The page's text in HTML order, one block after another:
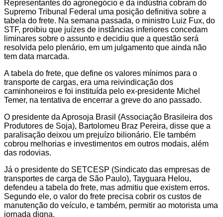
Representantes do agronegócio e da indústria cobram do
Supremo Tribunal Federal uma posição definitiva sobre a
tabela do frete. Na semana passada, o ministro Luiz Fux, do
STF, proibiu que juízes de instâncias inferiores concedam
liminares sobre o assunto e decidiu que a questão será
resolvida pelo plenário, em um julgamento que ainda não
tem data marcada.
A tabela do frete, que define os valores mínimos para o
transporte de cargas, era uma reivindicação dos
caminhoneiros e foi instituída pelo ex-presidente Michel
Temer, na tentativa de encerrar a greve do ano passado.
O presidente da Aprosoja Brasil (Associação Brasileira dos
Produtores de Soja), Bartolomeu Braz Pereira, disse que a
paralisação deixou um prejuízo bilionário. Ele também
cobrou melhorias e investimentos em outros modais, além
das rodovias.
Já o presidente do SETCESP (Sindicato das empresas de
transportes de carga de São Paulo), Tayguara Helou,
defendeu a tabela do frete, mas admitiu que existem erros.
Segundo ele, o valor do frete precisa cobrir os custos de
manutenção do veículo, e também, permitir ao motorista uma
jornada digna.